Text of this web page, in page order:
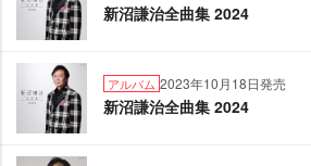
新沼謙治全曲集 2024
アルバム 2023年10月18日発売
新沼謙治全曲集 2024